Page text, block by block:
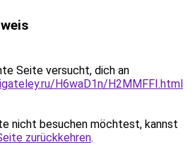
Seite versucht, dich an
H6waD1n/H2MMFFI.html
nicht besuchen möchtest, kannst
zurückkehren.